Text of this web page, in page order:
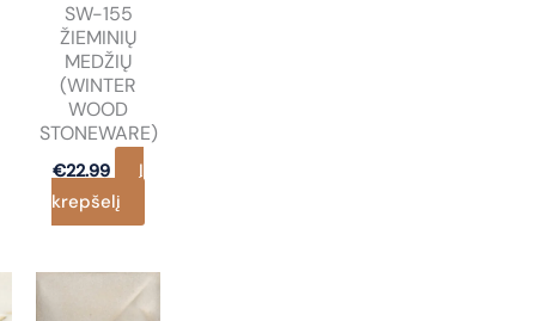
SW-155
ŽIEMINIŲ
MEDŽIŲ
(WINTER
WOOD
STONEWARE)
€22.99
Į
krepšelį